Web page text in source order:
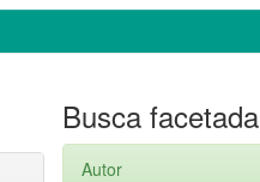
Busca facetada
Autor